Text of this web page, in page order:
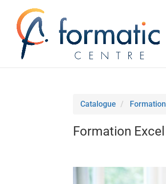
Catalogue
Formation